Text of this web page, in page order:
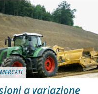
a variazione